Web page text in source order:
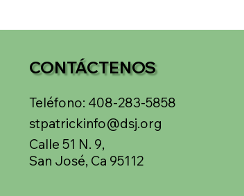
CONTÁCTENOS
Teléfono: 408-283-5858
stpatrickinfo@dsj.org
Calle 51 N. 9,
San José, Ca 95112